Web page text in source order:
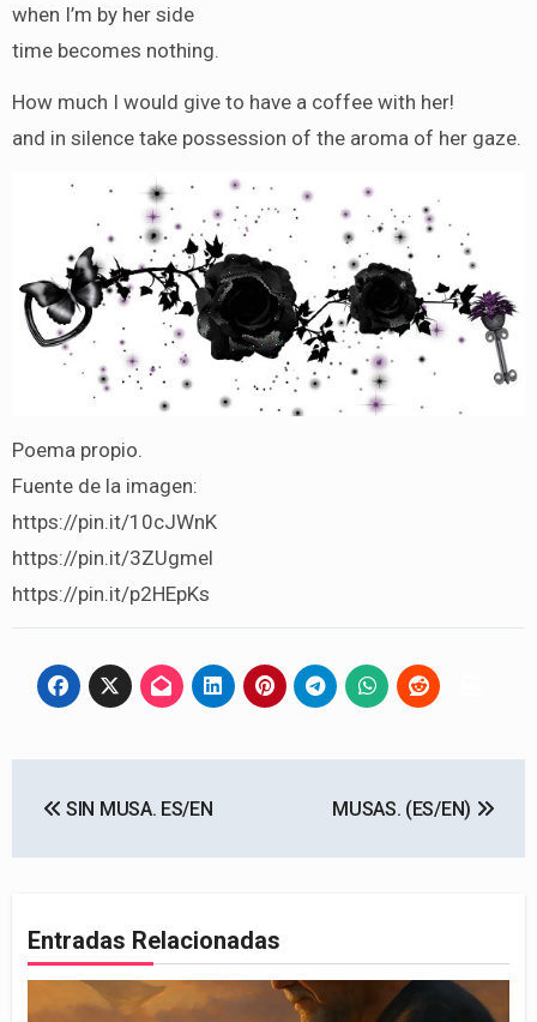
when I’m by her side
time becomes nothing.
How much I would give to have a coffee with her!
and in silence take possession of the aroma of her gaze.
Poema propio.
Fuente de la imagen:
https://pin.it/10cJWnK
https://pin.it/3ZUgmel
https://pin.it/p2HEpKs
de SIN MUSA. ES/EN MUSAS. (ES/EN)
Entradas Relacionadas